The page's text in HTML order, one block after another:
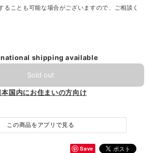
ることも可能な場合がございますので、ご相談く
shipping available
Sold out
本国内にお住まいの方向け
この商品をアプリで見る
Save